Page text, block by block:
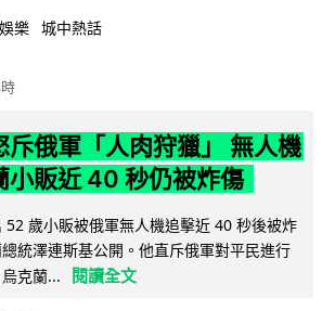
樂 城中熱話
斥俄軍「人肉狩獵」 無人機
小販近 40 秒仍被炸傷
52 歲小販被俄軍無人機追擊近 40 秒後被炸
統澤連斯基公開。他直斥俄軍對平民進行
烏克蘭...
閱讀全文